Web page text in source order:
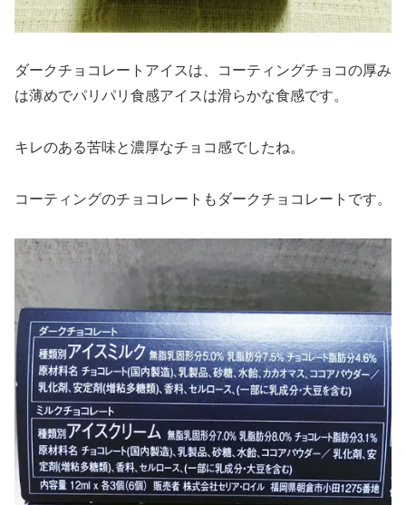
ダークチョコレートアイスは、コーティングチョコの厚み
は薄めでパリパリ食感アイスは滑らかな食感です。
キレのある苦味と濃厚なチョコ感でしたね。
コーティングのチョコレートもダークチョコレートです。